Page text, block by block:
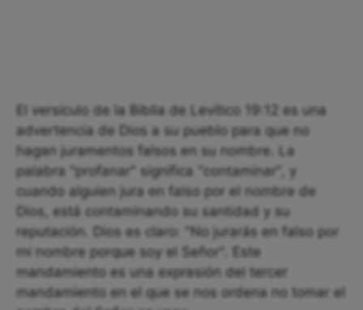
El versículo de la Biblia de Levítico 19:12 es una
advertencia de Dios a su pueblo para que no
hagan juramentos falsos en su nombre. La
palabra "profanar" significa "contaminar", y
cuando alguien jura en falso por el nombre de
Dios, está contaminando su santidad y su
reputación. Dios es claro: "No jurarás en falso por
mi nombre porque soy el Señor". Este
mandamiento es una expresión del tercer
mandamiento en el que se nos ordena no tomar el